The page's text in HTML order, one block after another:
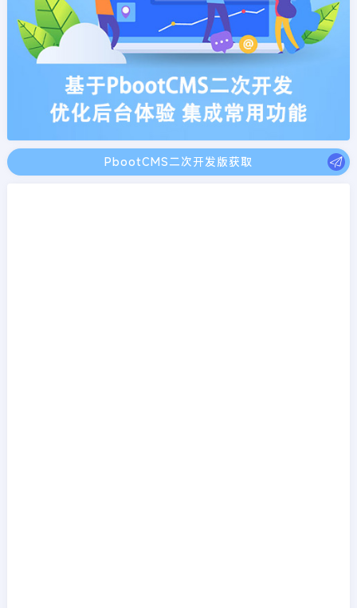
PbootCMS二次开发版获取